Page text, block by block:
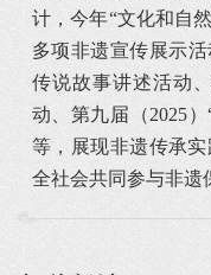
计，今年“文化和自
多项非遗宣传展示
传说故事讲述活动
动、第九届（2025
等，展现非遗传承
全社会共同参与非遗